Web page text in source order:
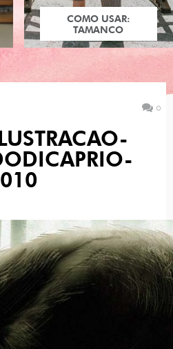
COMO USAR:
TAMANCO
0
010